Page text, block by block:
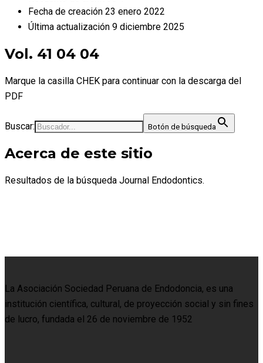
Fecha de creación 23 enero 2022
Última actualización 9 diciembre 2025
Vol. 41 04 04
Marque la casilla CHEK para continuar con la descarga del
PDF
Buscar: Botón de búsqueda
Acerca de este sitio
Resultados de la búsqueda Journal Endodontics.
La Asociación Sociedad Peruana de Endodoncia, es una
institución científica, cultural, de proyección social y sin fines
de lucro, fundada el 26 de noviembre de 1952